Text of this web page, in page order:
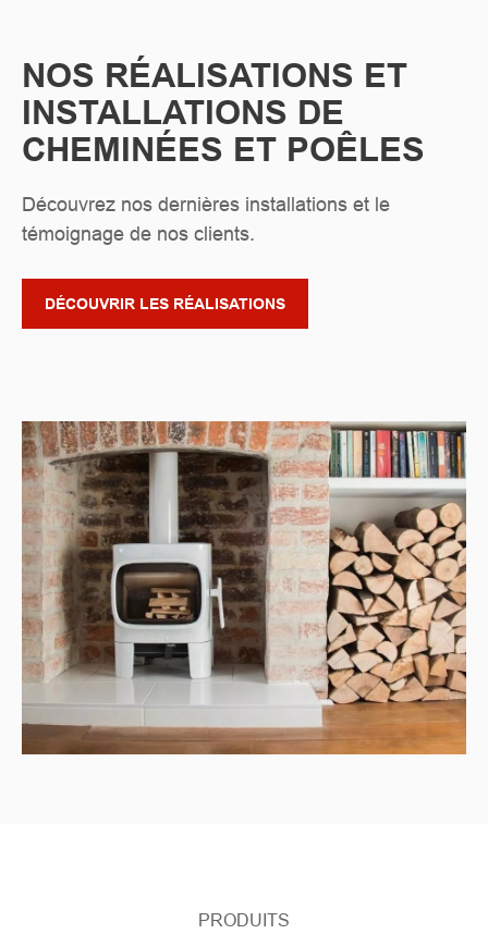
NOS RÉALISATIONS ET
INSTALLATIONS DE
CHEMINÉES ET POÊLES
Découvrez nos dernières installations et le
témoignage de nos clients.
DÉCOUVRIR LES RÉALISATIONS
PRODUITS